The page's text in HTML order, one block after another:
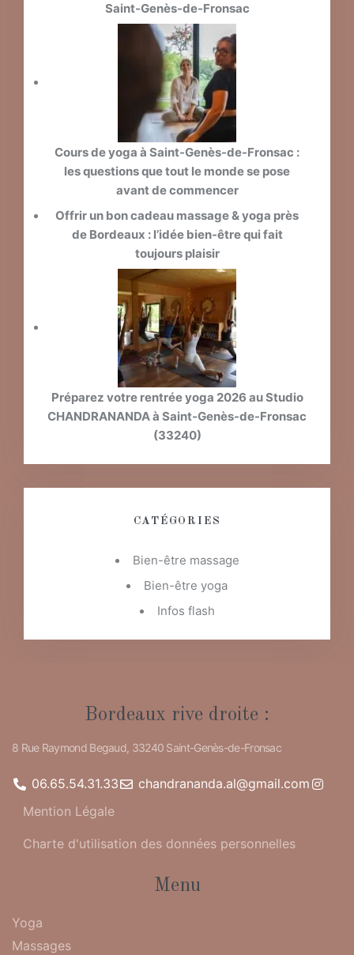
Saint-Genès-de-Fronsac
Cours de yoga à Saint-Genès-de-Fronsac :
les questions que tout le monde se pose
avant de commencer
Offrir un bon cadeau massage & yoga près
de Bordeaux : l’idée bien-être qui fait
toujours plaisir
Préparez votre rentrée yoga 2026 au Studio
CHANDRANANDA à Saint-Genès-de-Fronsac
(33240)
CATÉGORIES
Bien-être massage
Bien-être yoga
Infos flash
Bordeaux rive droite :
8 Rue Raymond Begaud, 33240 Saint-Genès-de-Fronsac
06.65.54.31.33
chandrananda.al@gmail.com
Mention Légale
Charte d'utilisation des données personnelles
Menu
Yoga
Massages